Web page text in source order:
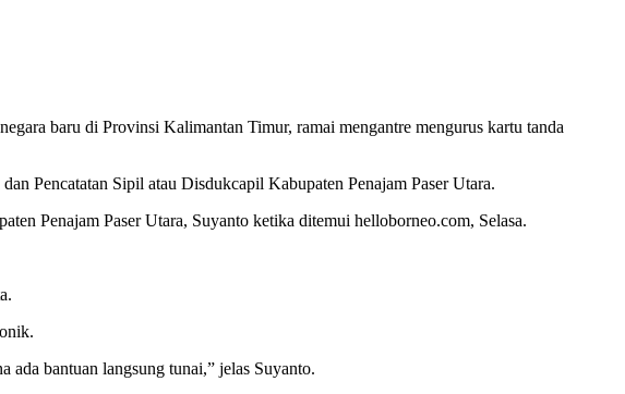
baru di Provinsi Kalimantan Timur, ramai mengantre mengurus kartu tanda
Pencatatan Sipil atau Disdukcapil Kabupaten Penajam Paser Utara.
Penajam Paser Utara, Suyanto ketika ditemui helloborneo.com, Selasa.
ada bantuan langsung tunai,” jelas Suyanto.